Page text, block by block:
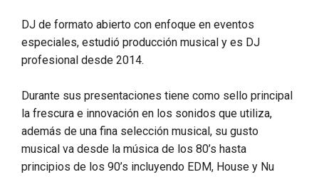
DJ de formato abierto con enfoque en eventos
especiales, estudió producción musical y es DJ
profesional desde 2014.
Durante sus presentaciones tiene como sello principal
la frescura e innovación en los sonidos que utiliza,
además de una fina selección musical, su gusto
musical va desde la música de los 80’s hasta
principios de los 90’s incluyendo EDM, House y Nu